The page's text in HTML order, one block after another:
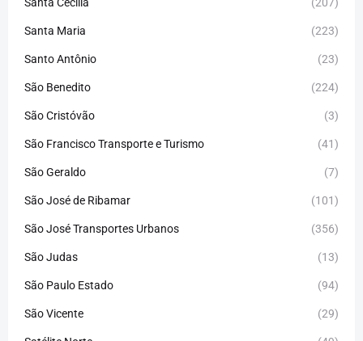
Santa Maria (223)
Santo Antônio (23)
São Benedito (224)
São Cristóvão (3)
São Francisco Transporte e Turismo (41)
São Geraldo (7)
São José de Ribamar (101)
São José Transportes Urbanos (356)
São Judas (13)
São Paulo Estado (94)
São Vicente (29)